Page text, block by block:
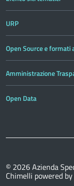
URP
Open Source e formati
Amministrazione
Open Data
© 2026Azienda
Chimelli powered by